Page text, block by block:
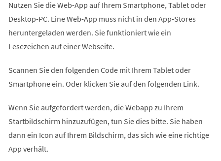
Nutzen Sie die Web-App auf Ihrem Smartphone, Tablet oder
Desktop-PC. Eine Web-App muss nicht in den App-Stores
heruntergeladen werden. Sie funktioniert wie ein
Lesezeichen auf einer Webseite.
Scannen Sie den folgenden Code mit Ihrem Tablet oder
Smartphone ein. Oder klicken Sie auf den folgenden Link.
Wenn Sie aufgefordert werden, die Webapp zu Ihrem
Startbildschirm hinzuzufügen, tun Sie dies bitte. Sie haben
dann ein Icon auf Ihrem Bildschirm, das sich wie eine richtige
App verhält.